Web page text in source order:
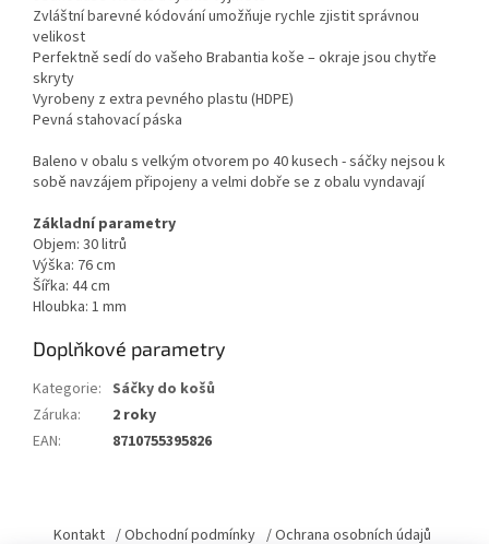
Zvláštní barevné kódování umožňuje rychle zjistit správnou
velikost
Perfektně sedí do vašeho Brabantia koše – okraje jsou chytře
skryty
Vyrobeny z extra pevného plastu (HDPE)
Pevná stahovací páska
Baleno v obalu s velkým otvorem po 40 kusech - sáčky nejsou k
sobě navzájem připojeny a velmi dobře se z obalu vyndavají
Základní parametry
Objem: 30 litrů
Výška: 76 cm
Šířka: 44 cm
Hloubka: 1 mm
Doplňkové parametry
Kategorie: Sáčky do košů
Záruka:
2 roky
EAN: 8710755395826
Kontakt / Obchodní podmínky / Ochrana osobních údajů